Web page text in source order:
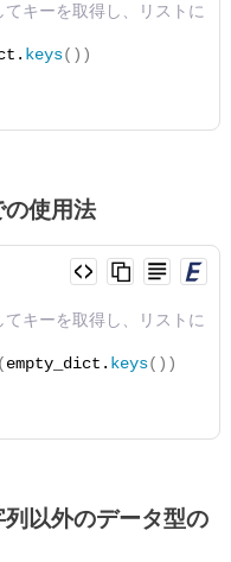
ス
て
法
は？
キーを取得し、リストに
keys())
使用法
キーを取得し、リストに
(empty_dict. keys())
以外のデータ型の